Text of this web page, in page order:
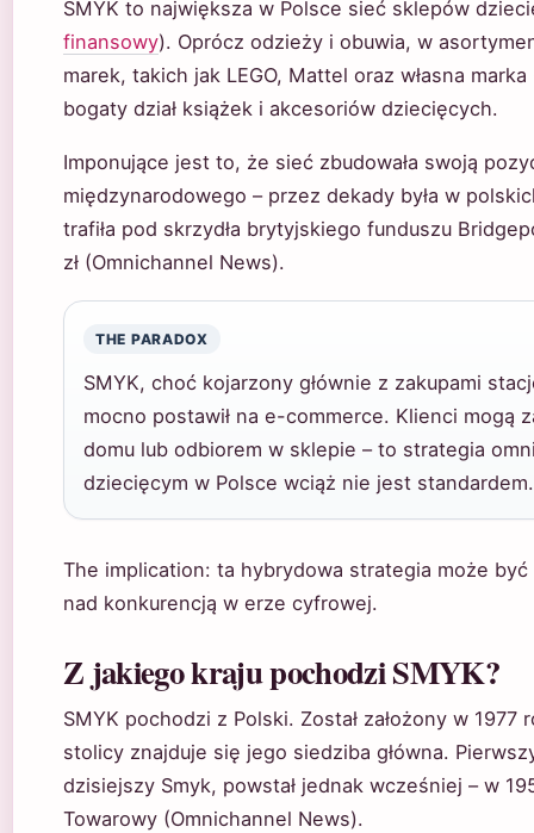
SMYK to największa w Polsce sieć sklepów
finansowy). Oprócz odzieży i obuwia, w
marek, takich jak LEGO, Mattel oraz własna
bogaty dział książek i akcesoriów dziecięcych.
Imponujące jest to, że sieć zbudowała swoją
międzynarodowego – przez dekady była w
trafiła pod skrzydła brytyjskiego funduszu
zł (Omnichannel News).
THE PARADOX
SMYK, choć kojarzony głównie z zakupami
mocno postawił na e-commerce. Klienci mogą
domu lub odbiorem w sklepie – to strategia
dziecięcym w Polsce wciąż nie jest standardem.
The implication: ta hybrydowa strategia może
nad konkurencją w erze cyfrowej.
Z jakiego kraju pochodzi SMYK?
SMYK pochodzi z Polski. Został założony w 1977
stolicy znajduje się jego siedziba główna.
dzisiejszy Smyk, powstał jednak wcześniej – w
Towarowy (Omnichannel News).